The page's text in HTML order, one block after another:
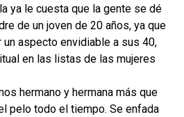
ya le cuesta que la gente se dé
de un joven de 20 años, ya que
aspecto envidiable a sus 40,
en las listas de las mujeres
hermano y hermana más que
pelo todo el tiempo. Se enfada